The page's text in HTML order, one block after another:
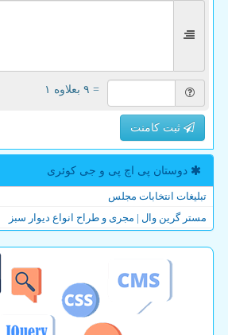
= ۹ بعلاوه ۱
ثبت کامنت
دوستان پی اچ پی و جی كوئری
تبلیغات انتخابات مجلس
مستر گرین وال | مجری و طراح انواع دیوار سبز